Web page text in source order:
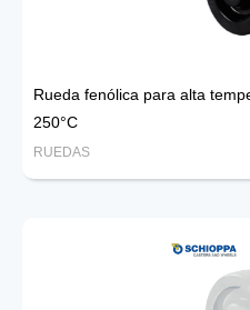
Rueda fenólica para alta
250°C
RUEDAS